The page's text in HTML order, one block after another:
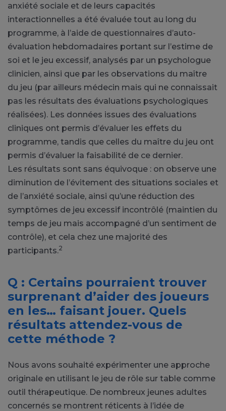
anxiété sociale et de leurs capacités
interactionnelles a été évaluée tout au long du
programme, à l’aide de questionnaires d’auto-
évaluation hebdomadaires portant sur l’estime de
soi et le jeu excessif, analysés par un psychologue
clinicien, ainsi que par les observations du maître
du jeu (par ailleurs médecin mais qui ne connaissait
pas les résultats des évaluations psychologiques
réalisées). Les données issues des évaluations
cliniques ont permis d’évaluer les effets du
programme, tandis que celles du maître du jeu ont
permis d’évaluer la faisabilité de ce dernier.
Les résultats sont sans équivoque : on observe une
diminution de l’évitement des situations sociales et
de l’anxiété sociale, ainsi qu’une réduction des
symptômes de jeu excessif incontrôlé (maintien du
temps de jeu mais accompagné d’un sentiment de
contrôle), et cela chez une majorité des
participants.2
Q : Certains pourraient trouver
surprenant d’aider des joueurs
en les… faisant jouer. Quels
résultats attendez-vous de
cette méthode ?
Nous avons souhaité expérimenter une approche
originale en utilisant le jeu de rôle sur table comme
outil thérapeutique. De nombreux jeunes adultes
concernés se montrent réticents à l’idée de